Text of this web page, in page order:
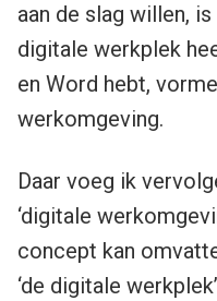
aan de slag willen,
digitale werkplek
en Word hebt,
werkomgeving.
Daar voeg ik
‘digitale
concept kan
‘de digitale